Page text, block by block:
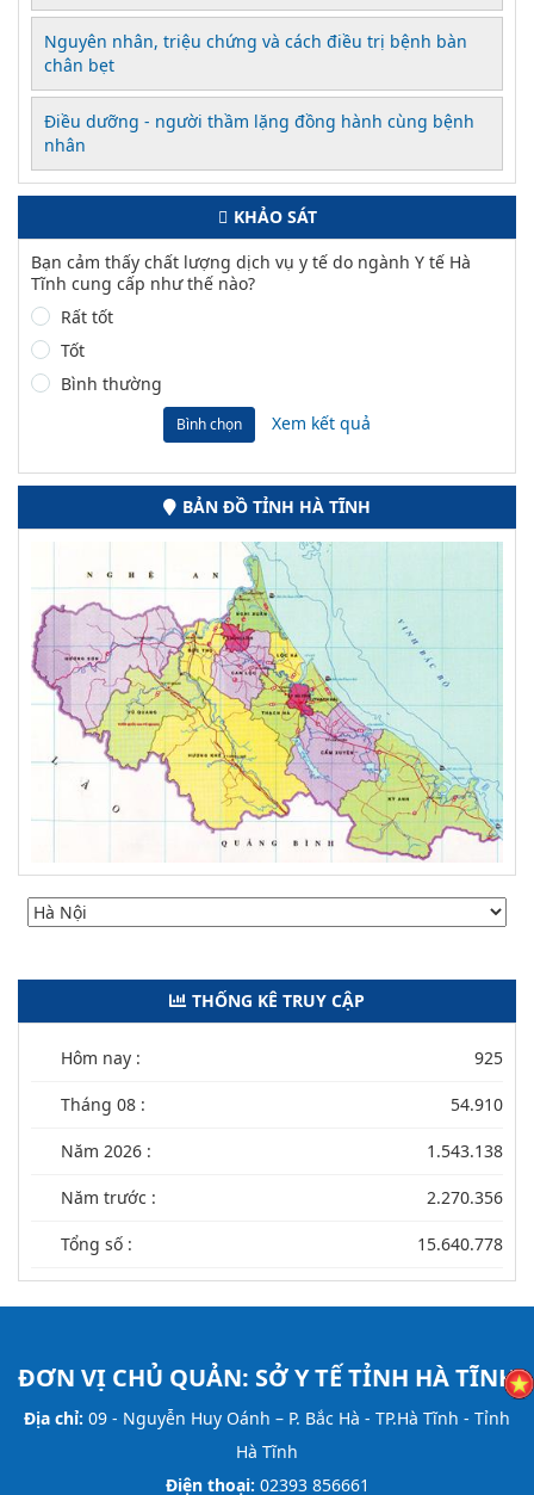
Nguyên nhân, triệu chứng và cách điều trị bệnh bàn
chân bẹt
Điều dưỡng - người thầm lặng đồng hành cùng bệnh
nhân
KHẢO SÁT
Bạn cảm thấy chất lượng dịch vụ y tế do ngành Y tế Hà
Tĩnh cung cấp như thế nào?
Rất tốt
Tốt
Bình thường
Bình chọn Xem kết quả
BẢN ĐỒ TỈNH HÀ TĨNH
THỐNG KÊ TRUY CẬP
Hôm nay : 925
Tháng 08 : 54.910
Năm 2026 : 1.543.138
Năm trước : 2.270.356
Tổng số : 15.640.778
ĐƠN VỊ CHỦ QUẢN: SỞ Y TẾ TỈNH HÀ TĨNH
Địa chỉ: 09 - Nguyễn Huy Oánh – P. Bắc Hà - TP.Hà Tĩnh - Tỉnh
Hà Tĩnh
Điện thoại: 02393 856661